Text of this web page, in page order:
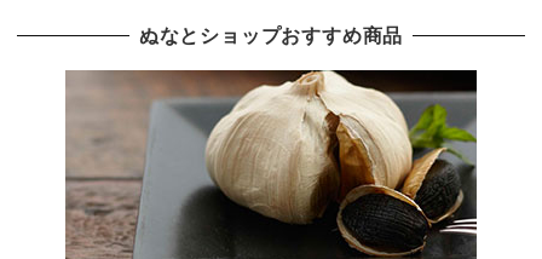
ぬなとショップおすすめ商品